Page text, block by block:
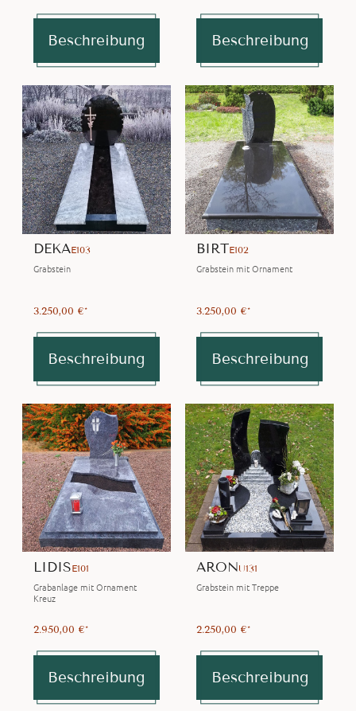
Beschreibung Beschreibung
DEKAE103
Grabstein
3.250,00 €*
Beschreibung
BIRTE102
Grabstein mit Ornament
3.250,00 €*
Beschreibung
LIDISE101
Grabanlage mit Ornament
Kreuz
2.950,00 €*
Beschreibung
ARONU131
Grabstein mit Treppe
2.250,00 €*
Beschreibung